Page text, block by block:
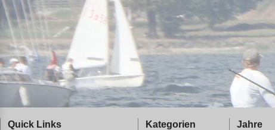
Quick Links Kategorien Jahre